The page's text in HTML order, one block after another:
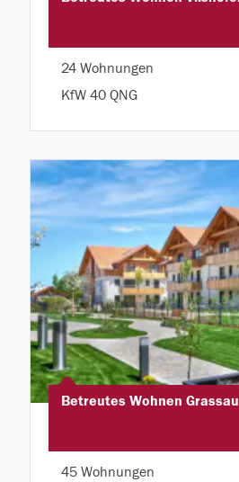
24 Wohnungen
KfW 40 QNG
Betreutes Wohnen Grassau
45 Wohnungen